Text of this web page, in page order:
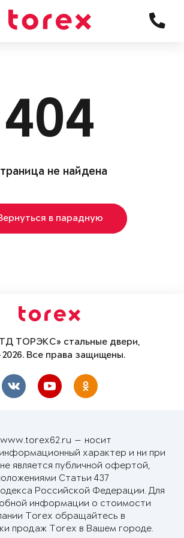
404
не найдена
в парадную
ТОРЭКС» стальные двери,
Все права защищены.
— носит
характер и ни при
является публичной офертой,
Статьи 437
Российской Федерации. Для
информации о стоимости
Torex обращайтесь в
продаж Torex в Вашем городе.